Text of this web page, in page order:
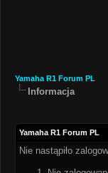
Yamaha R1 Forum PL
Informacja
Yamaha R1 Forum PL
Nie nastąpiło